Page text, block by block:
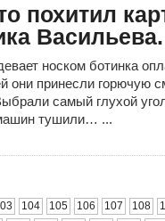
похитил
Васильева.
носком ботинка
они принесли горючую
самый глухой
тушили… ...
104 105 106 107 108